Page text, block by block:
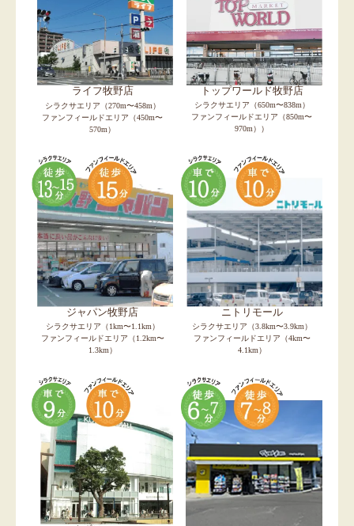
ライフ牧野店
シラクサエリア（270m〜458m）
ファンフィールドエリア（450m〜
570m）
トップワールド牧野店
シラクサエリア（650m〜838m）
ファンフィールドエリア（850m〜
970m））
ジャパン牧野店
シラクサエリア（1km〜1.1km）
ファンフィールドエリア（1.2km〜
1.3km）
ニトリモール
シラクサエリア（3.8km〜3.9km）
ファンフィールドエリア（4km〜
4.1km）